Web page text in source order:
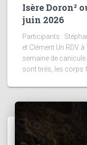
Isère Doron²
juin 2026
Participants :
et Clément Un RDV
semaine de
sont tirés, les corps